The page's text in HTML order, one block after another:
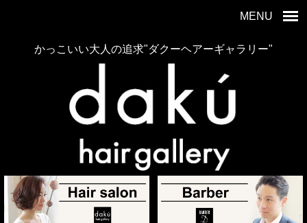
MENU
かっこいい大人の追求"ダクーヘアーギャラリー"